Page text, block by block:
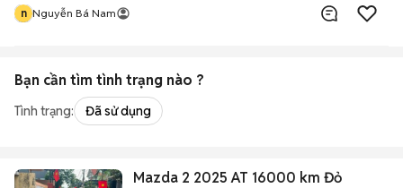
n Nguyễn Bá Nam
Bạn cần tìm tình trạng nào ?
Tình trạng: Đã sử dụng
Mazda 2 2025 AT 16000 km Đỏ